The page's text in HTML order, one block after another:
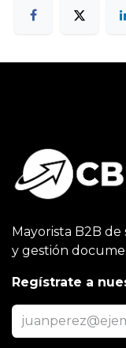
Mayorista B2B
y gestión
Regístrate a